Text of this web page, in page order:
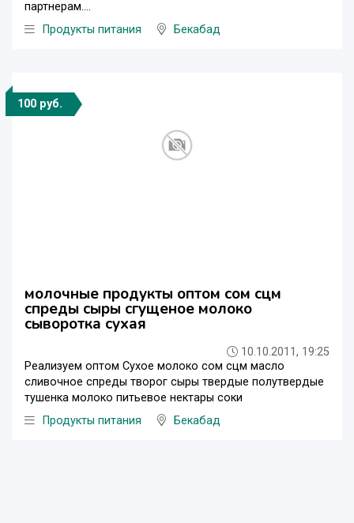
партнерам....
Продукты питания
Бекабад
100 руб.
молочные продукты оптом сом сцм
спреды сыры сгущеное молоко
сыворотка сухая
10.10.2011, 19:25
Реализуем оптом Сухое молоко сом сцм масло
сливочное спреды творог сыры твердые полутвердые
тушенка молоко питьевое нектары соки
Продукты питания
Бекабад